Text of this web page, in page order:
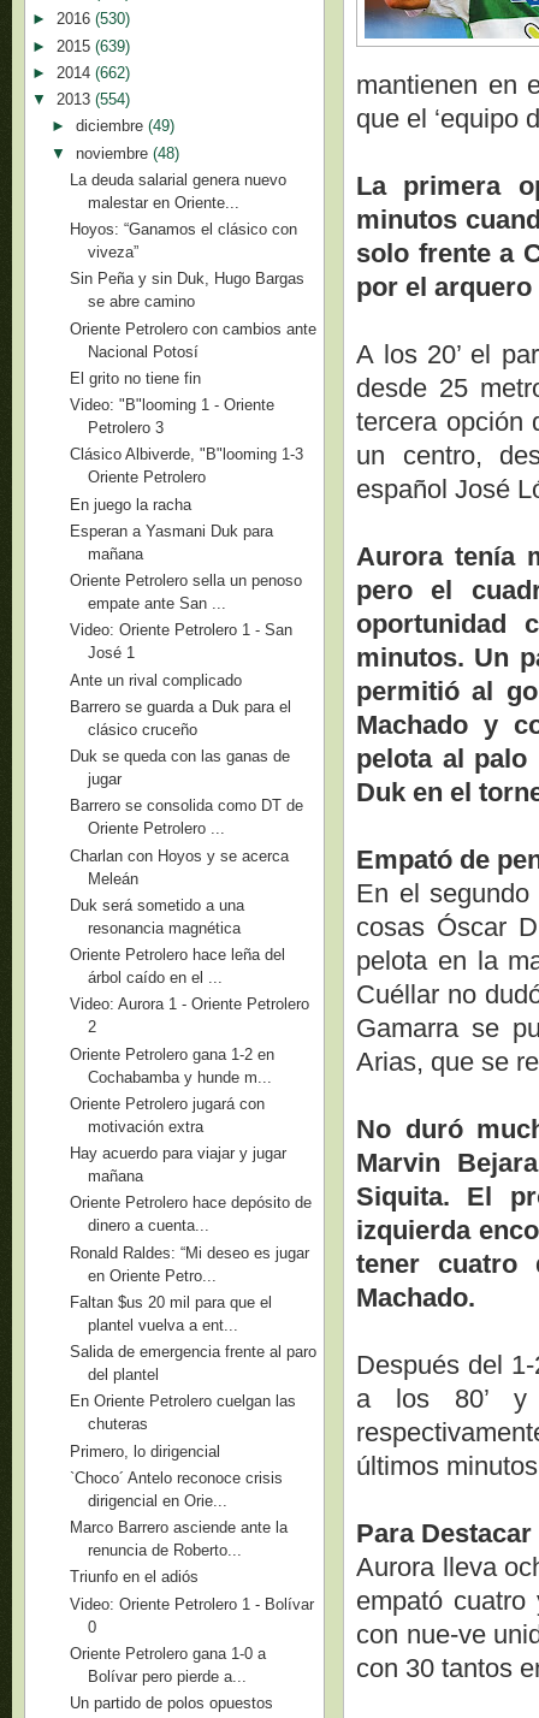
mantienen en
que el ‘equipo
La primera
minutos
solo frente a
por el
A los 20’ el
desde 25
tercera opción
un centro,
español José
Aurora tenía
pero el
oportunidad
minutos. Un
permitió al
Machado y
pelota al palo
Duk en el
Empató de
En el
cosas Óscar
pelota en la
Cuéllar no
Gamarra se
Arias, que se
No duró
Marvin
Siquita. El
izquierda
tener cuatro
Machado.
Después del
a los 80’ y
últimos
Para Destacar
Aurora lleva
empató
con nue-ve
con 30 tantos
► 2016 (530)
► 2015 (639)
► 2014 (662)
▼ 2013 (554)
► diciembre (49)
▼ noviembre (48)
La deuda salarial genera nuevo
malestar en Oriente...
Hoyos: “Ganamos el clásico con
viveza”
Sin Peña y sin Duk, Hugo Bargas
se abre camino
Oriente Petrolero con cambios ante
Nacional Potosí
El grito no tiene fin
Video: "B"looming 1 - Oriente
Petrolero 3
Clásico Albiverde, "B"looming 1-3
Oriente Petrolero
En juego la racha
Esperan a Yasmani Duk para
mañana
Oriente Petrolero sella un penoso
empate ante San ...
Video: Oriente Petrolero 1 - San
José 1
Ante un rival complicado
Barrero se guarda a Duk para el
clásico cruceño
Duk se queda con las ganas de
jugar
Barrero se consolida como DT de
Oriente Petrolero ...
Charlan con Hoyos y se acerca
Meleán
Duk será sometido a una
resonancia magnética
Oriente Petrolero hace leña del
árbol caído en el ...
Video: Aurora 1 - Oriente Petrolero
2
Oriente Petrolero gana 1-2 en
Cochabamba y hunde m...
Oriente Petrolero jugará con
motivación extra
Hay acuerdo para viajar y jugar
mañana
Oriente Petrolero hace depósito de
dinero a cuenta...
Ronald Raldes: “Mi deseo es jugar
en Oriente Petro...
Faltan $us 20 mil para que el
plantel vuelva a ent...
Salida de emergencia frente al paro
del plantel
En Oriente Petrolero cuelgan las
chuteras
Primero, lo dirigencial
`Choco´ Antelo reconoce crisis
dirigencial en Orie...
Marco Barrero asciende ante la
renuncia de Roberto...
Triunfo en el adiós
Video: Oriente Petrolero 1 - Bolívar
0
Oriente Petrolero gana 1-0 a
Bolívar pero pierde a...
Un partido de polos opuestos